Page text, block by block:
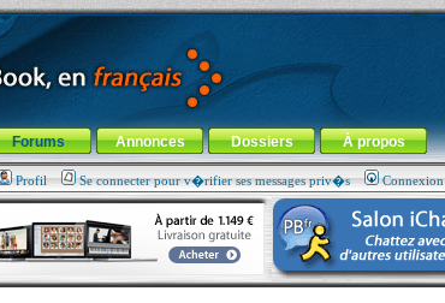
Forums Annonces Dossiers À propos
Profil Se connecter pour v�rifier ses messages priv�s Connexion